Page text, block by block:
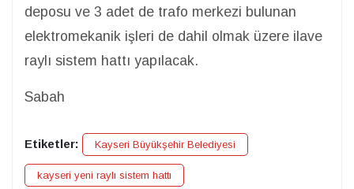
deposu ve 3 adet de trafo merkezi bulunan
elektromekanik işleri de dahil olmak üzere ilave
raylı sistem hattı yapılacak.
Sabah
Etiketler: Kayseri Büyükşehir Belediyesi
kayseri yeni raylı sistem hattı